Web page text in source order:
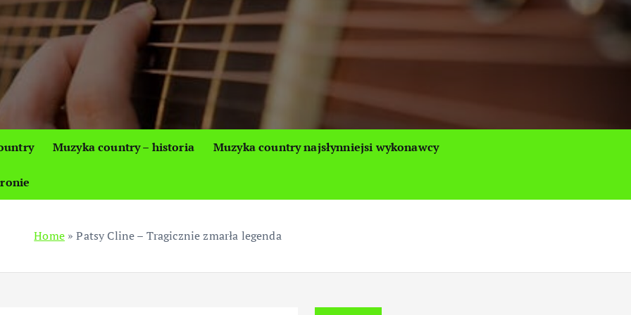
Muzyka country – historia Muzyka country najsłynniejsi wykonawcy
Home»Patsy Cline – Tragicznie zmarła legenda